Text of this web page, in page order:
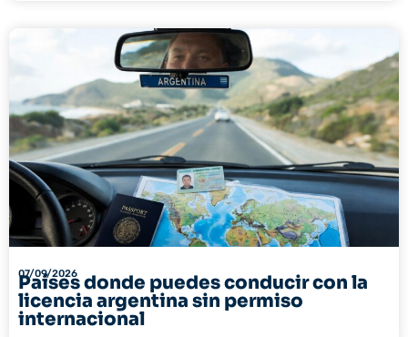
07/09/2026
Países donde puedes conducir con la
licencia argentina sin permiso
internacional